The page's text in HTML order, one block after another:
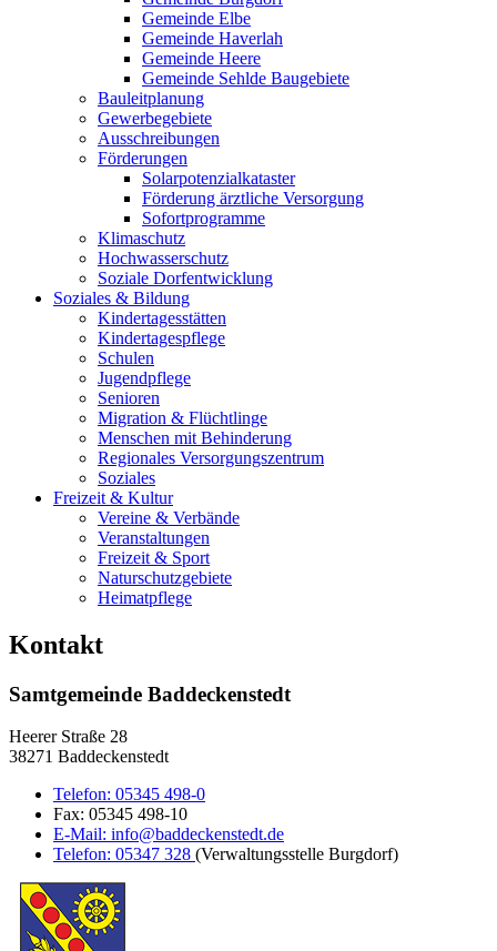
Gemeinde Elbe
Gemeinde Haverlah
Gemeinde Heere
Gemeinde Sehlde Baugebiete
Bauleitplanung
Gewerbegebiete
Ausschreibungen
Förderungen
Solarpotenzialkataster
Förderung ärztliche Versorgung
Sofortprogramme
Klimaschutz
Hochwasserschutz
Soziale Dorfentwicklung
Soziales & Bildung
Kindertagesstätten
Kindertagespflege
Schulen
Jugendpflege
Senioren
Migration & Flüchtlinge
Menschen mit Behinderung
Regionales Versorgungszentrum
Soziales
Freizeit & Kultur
Vereine & Verbände
Veranstaltungen
Freizeit & Sport
Naturschutzgebiete
Heimatpflege
Kontakt
Samtgemeinde Baddeckenstedt
Heerer Straße 28
38271 Baddeckenstedt
Telefon: 05345 498-0
Fax: 05345 498-10
E-Mail: info@baddeckenstedt.de
Telefon: 05347 328 (Verwaltungsstelle Burgdorf)